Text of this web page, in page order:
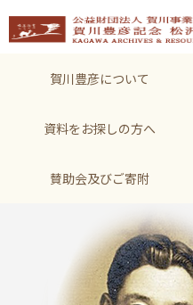
賀川豊彦について
資料をお探しの方へ
賛助会及びご寄附